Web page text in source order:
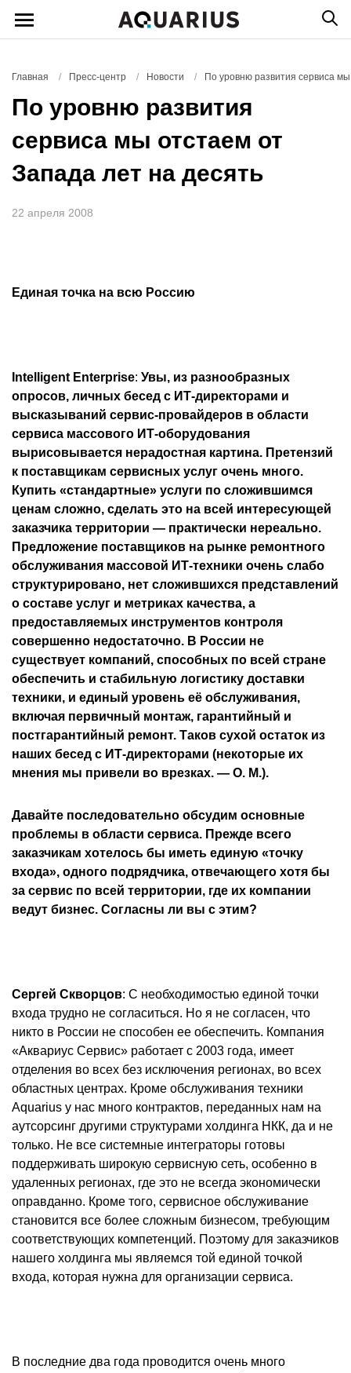
Главная / Пресс-центр / Новости / По уровню развития сервиса
По уровню развития
сервиса мы отстаем от
Запада лет на десять
22 апреля 2008
Единая точка на всю Россию
Intelligent Enterprise: Увы, из разнообразных
опросов, личных бесед с ИТ-директорами и
высказываний сервис-провайдеров в области
сервиса массового ИТ-оборудования
вырисовывается нерадостная картина. Претензий
к поставщикам сервисных услуг очень много.
Купить «стандартные» услуги по сложившимся
ценам сложно, сделать это на всей интересующей
заказчика территории — практически нереально.
Предложение поставщиков на рынке ремонтного
обслуживания массовой ИТ-техники очень слабо
структурировано, нет сложившихся представлений
о составе услуг и метриках качества, а
предоставляемых инструментов контроля
совершенно недостаточно. В России не
существует компаний, способных по всей стране
обеспечить и стабильную логистику доставки
техники, и единый уровень её обслуживания,
включая первичный монтаж, гарантийный и
постгарантийный ремонт. Таков сухой остаток из
наших бесед с ИТ-директорами (некоторые их
мнения мы привели во врезках. — О. М.).
Давайте последовательно обсудим основные
проблемы в области сервиса. Прежде всего
заказчикам хотелось бы иметь единую «точку
входа», одного подрядчика, отвечающего хотя бы
за сервис по всей территории, где их компании
ведут бизнес. Согласны ли вы с этим?
Сергей Скворцов: С необходимостью единой точки
входа трудно не согласиться. Но я не согласен, что
никто в России не способен ее обеспечить. Компания
«Аквариус Сервис» работает с 2003 года, имеет
отделения во всех без исключения регионах, во всех
областных центрах. Кроме обслуживания техники
Aquarius у нас много контрактов, переданных нам на
аутсорсинг другими структурами холдинга НКК, да и не
только. Не все системные интеграторы готовы
поддерживать широкую сервисную сеть, особенно в
удаленных регионах, где это не всегда экономически
оправданно. Кроме того, сервисное обслуживание
становится все более сложным бизнесом, требующим
соответствующих компетенций. Поэтому для заказчиков
нашего холдинга мы являемся той единой точкой
входа, которая нужна для организации сервиса.
В последние два года проводится очень много